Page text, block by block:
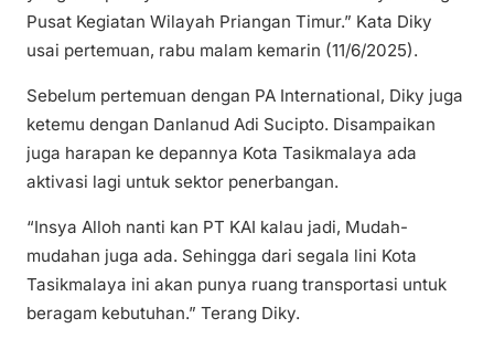
Pusat Kegiatan Wilayah Priangan Timur.” Kata Diky
usai pertemuan, rabu malam kemarin (11/6/2025).
Sebelum pertemuan dengan PA International, Diky juga
ketemu dengan Danlanud Adi Sucipto. Disampaikan
juga harapan ke depannya Kota Tasikmalaya ada
aktivasi lagi untuk sektor penerbangan.
“Insya Alloh nanti kan PT KAI kalau jadi, Mudah-
mudahan juga ada. Sehingga dari segala lini Kota
Tasikmalaya ini akan punya ruang transportasi untuk
beragam kebutuhan.” Terang Diky.